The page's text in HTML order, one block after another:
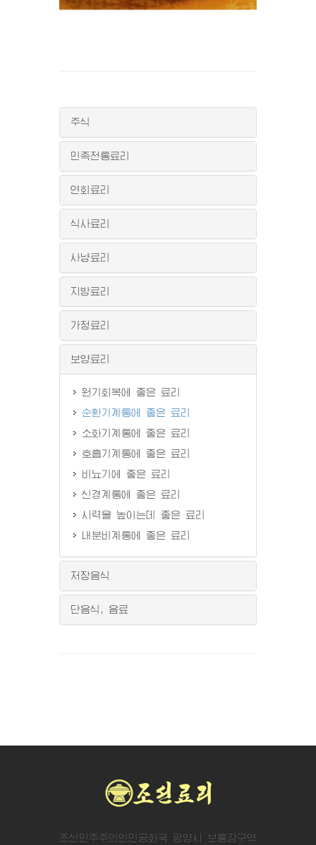
주식
민족전통료리
연회료리
식사료리
사냥료리
지방료리
가정료리
보양료리
원기회복에 좋은 료리
순환기계통에 좋은 료리
소화기계통에 좋은 료리
호흡기계통에 좋은 료리
비뇨기에 좋은 료리
신경계통에 좋은 료리
시력을 높이는데 좋은 료리
내분비계통에 좋은 료리
저장음식
단음식, 음료
조선민주주의인민공화국 평양시 보통강구역